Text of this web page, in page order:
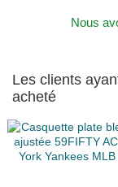
Nous
Les clients
acheté